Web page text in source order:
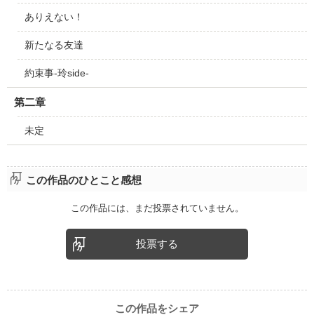
ありえない！
新たなる友達
約束事-玲side-
第二章
未定
この作品のひとこと感想
この作品には、まだ投票されていません。
投票する
この作品をシェア